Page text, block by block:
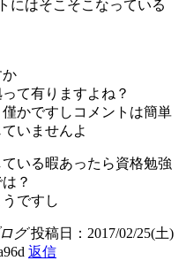
にはそこそこなっている
か
て有りますよね？
かですしコメントは簡単
いませんよ
いる暇あったら資格勉強
？
ですし
グ 投稿日：2017/02/25(土)
返信